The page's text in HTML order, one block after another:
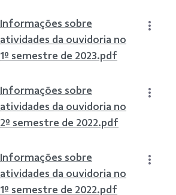
Informações sobre
atividades da ouvidoria no
1º semestre de 2023.pdf
Informações sobre
atividades da ouvidoria no
2º semestre de 2022.pdf
Informações sobre
atividades da ouvidoria no
1º semestre de 2022.pdf